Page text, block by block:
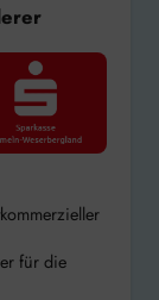
für die